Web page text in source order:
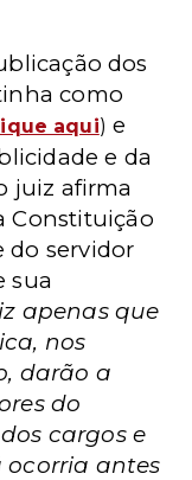
dos
como
aqui) e
e da
juiz afirma
Constituição
do servidor
sua
apenas que
nos
darão a
do
cargos e
ocorria antes